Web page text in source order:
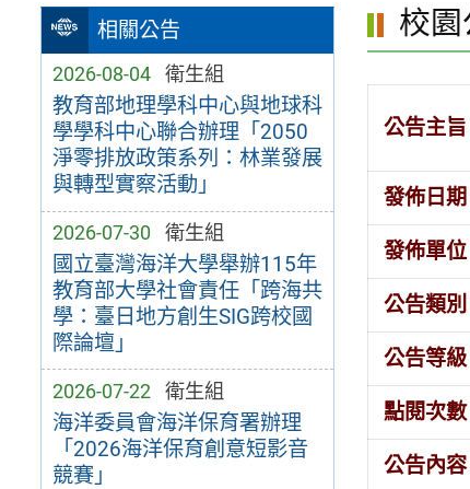
相關公告
2026-08-04 衛生組
教育部地理學科中心與地球科
學學科中心聯合辦理「2050
淨零排放政策系列：林業發展
與轉型實察活動」
2026-07-30 衛生組
國立臺灣海洋大學舉辦115年
教育部大學社會責任「跨海共
學：臺日地方創生SIG跨校國
際論壇」
2026-07-22 衛生組
海洋委員會海洋保育署辦理
「2026海洋保育創意短影音
競賽」
校
公告主旨
發佈日期
發佈單位
公告類別
公告等級
點閱次數
公告內容